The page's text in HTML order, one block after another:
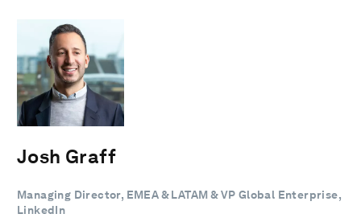
Josh Graff
Managing Director, EMEA & LATAM & VP Global Enterprise,
LinkedIn